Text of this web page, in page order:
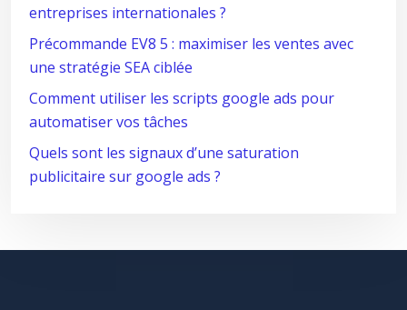
entreprises internationales ?
Précommande EV8 5 : maximiser les ventes avec
une stratégie SEA ciblée
Comment utiliser les scripts google ads pour
automatiser vos tâches
Quels sont les signaux d’une saturation
publicitaire sur google ads ?